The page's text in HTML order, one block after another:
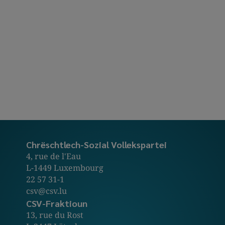
Chrëschtlech-Sozial Vollekspartei
4, rue de l'Eau
L-1449 Luxembourg
22 57 31-1
csv@csv.lu
CSV-Fraktioun
13, rue du Rost